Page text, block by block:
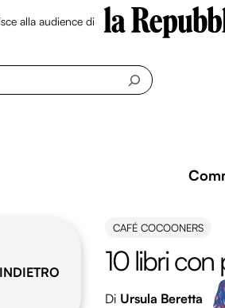
alla audience di
CAFÉ COCOONERS
10 libri
Di Ursula Beretta